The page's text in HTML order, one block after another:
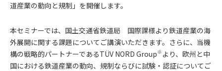
道産業の動向と規制」を開催します。
本セミナーでは、国土交通省鉄道局 国際課様より鉄道産業の海
外展開に関する課題についてご講演いただきます。さらに、当機
構の戦略的パートナーであるTÜV NORD Group※ より、欧州と中
国における鉄道産業の動向、規制ならびに試験・認証についてご